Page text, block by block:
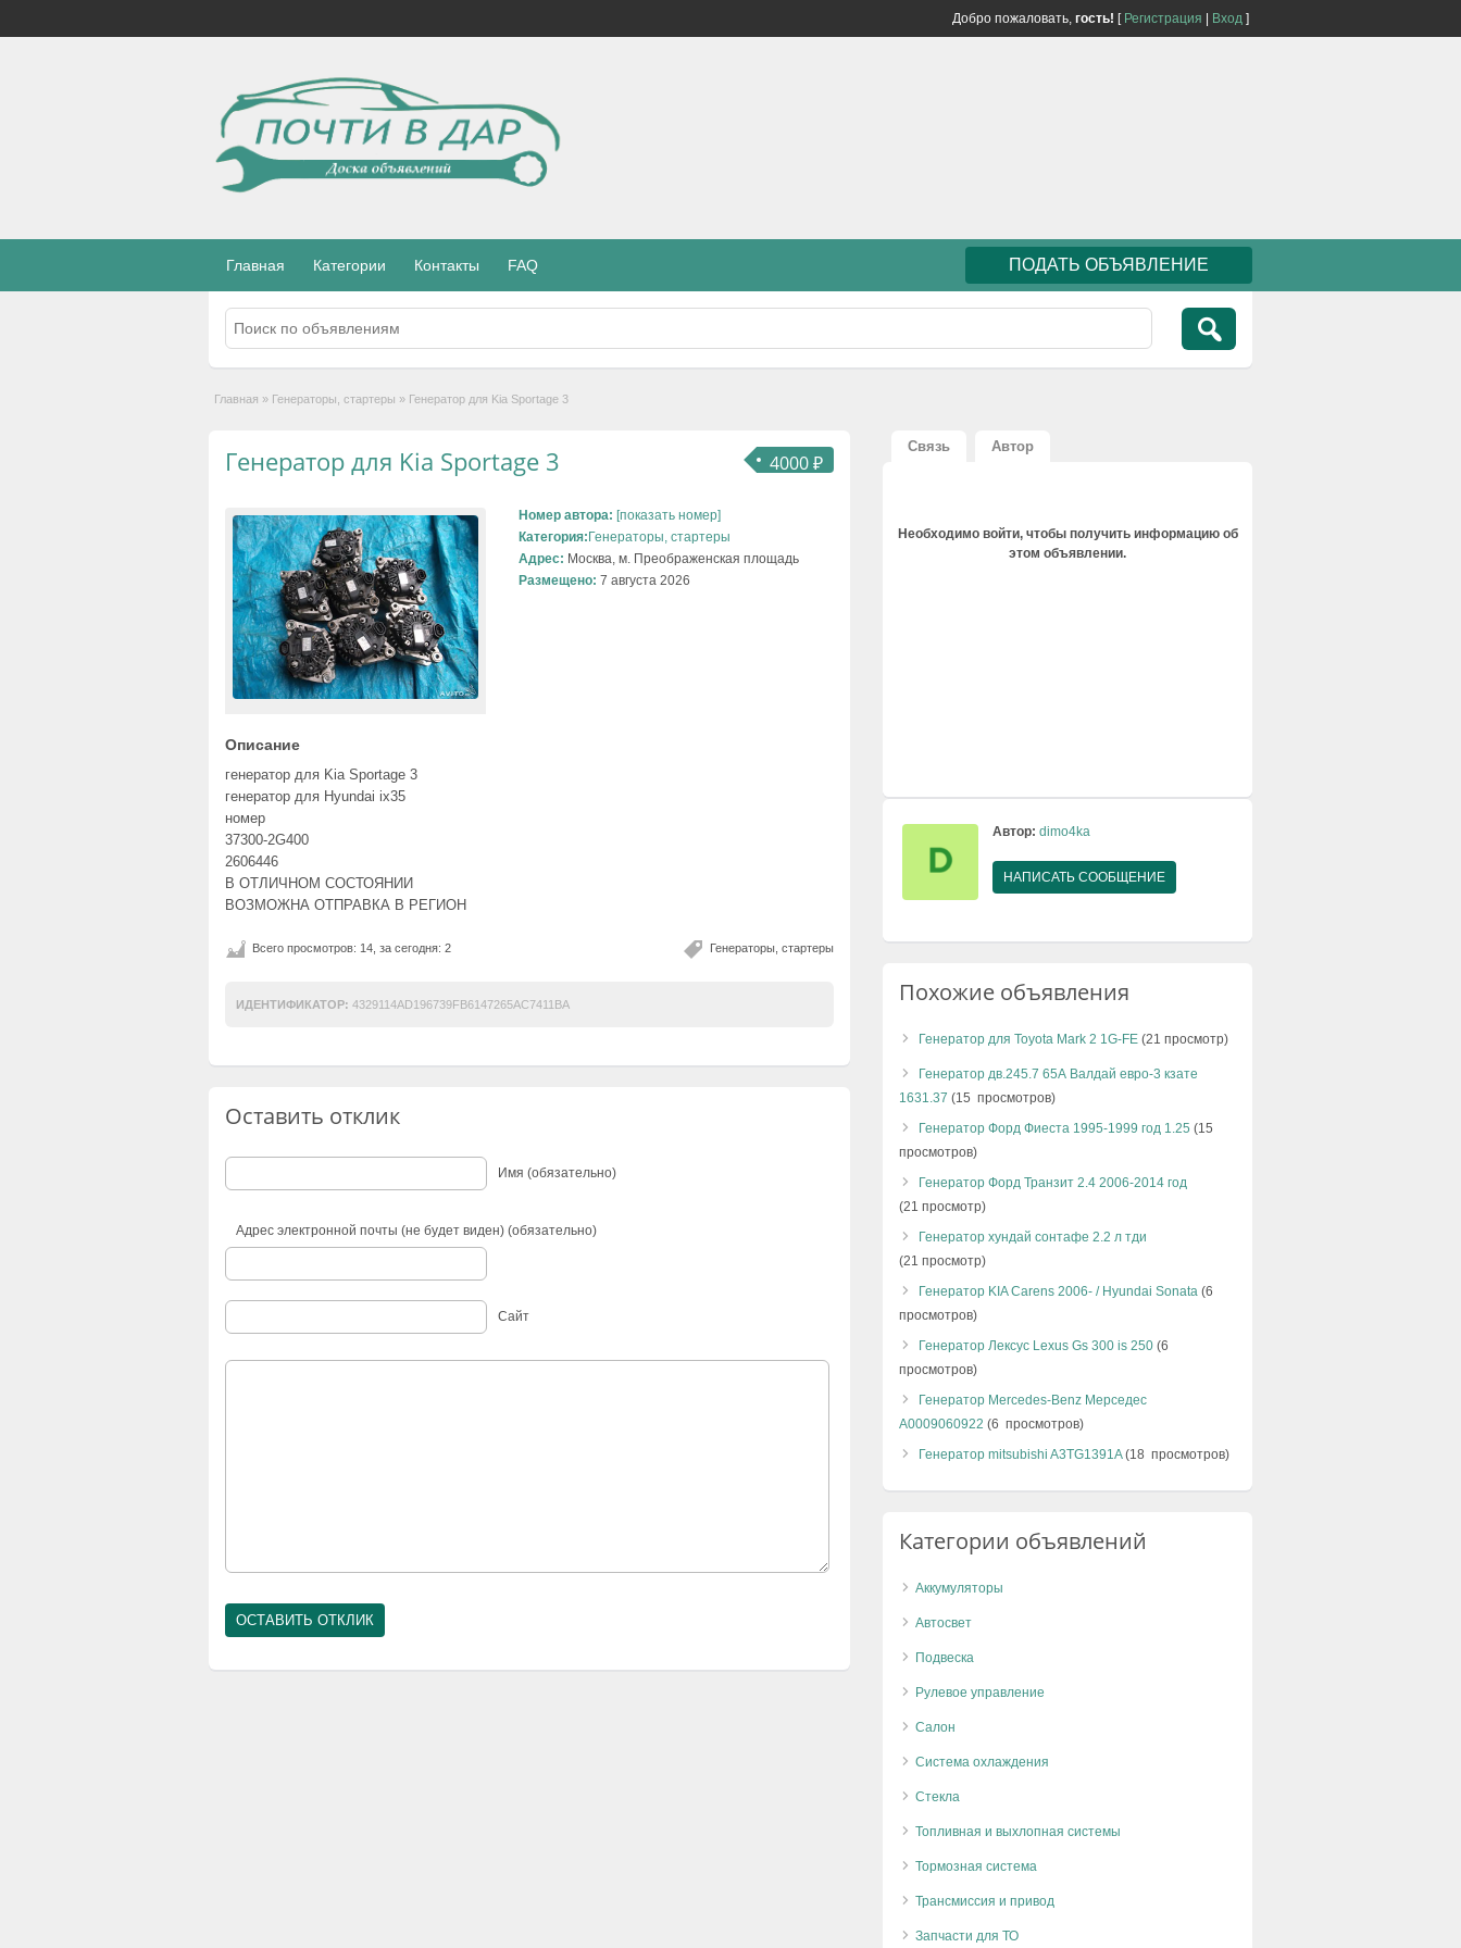
Добро пожаловать, гость! [ Регистрация Вход ]
Главная Категории Контакты FAQ ПОДАТЬ ОБЪЯВЛЕНИЕ
Главная » Генераторы, стартеры » Генератор для Kia Sportage 3
4000 ₽
Генератор для Kia Sportage 3
Номер автора: [показать номер]
Категория: Генераторы, стартеры
Адрес: Москва, м. Преображенская площадь
Размещено: 7 августа 2026
Описание
генератор для Kia Sportage 3
генератор для Hyundai ix35
номер
37300-2G400
2606446
В ОТЛИЧНОМ СОСТОЯНИИ
ВОЗМОЖНА ОТПРАВКА В РЕГИОН
Генераторы, стартеры
Всего просмотров: 14, за сегодня: 2
ИДЕНТИФИКАТОР: 4329114AD196739FB6147265AC7411BA
Оставить отклик
Имя (обязательно)
Адрес электронной почты (не будет виден) (обязательно)
Сайт
Связь Автор
Необходимо войти, чтобы получить информацию об
этом объявлении.
Автор: dimo4ka
НАПИСАТЬ СООБЩЕНИЕ
Похожие объявления
Генератор для Toyota Mark 2 1G-FE (21 просмотр)
Генератор дв.245.7 65А Валдай евро-3 кзате
1631.37 (15 просмотров)
Генератор Форд Фиеста 1995-1999 год 1.25 (15
просмотров)
Генератор Форд Транзит 2.4 2006-2014 год
(21 просмотр)
Генератор хундай сонтафе 2.2 л тди
(21 просмотр)
Генератор KIA Carens 2006- / Hyundai Sonata (6
просмотров)
Генератор Лексус Lexus Gs 300 is 250 (6
просмотров)
Генератор Mercedes-Benz Мерседес
A0009060922 (6 просмотров)
Генератор mitsubishi A3TG1391A(18 просмотров)
Категории объявлений
Аккумуляторы
Автосвет
Подвеска
Рулевое управление
Салон
Система охлаждения
Стекла
Топливная и выхлопная системы
Тормозная система
Трансмиссия и привод
Запчасти для ТО